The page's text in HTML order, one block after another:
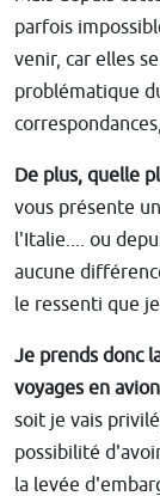
parfois
venir, car elles
problématique
De plus, quelle
vous présente
l'Italie.... ou
aucune
le ressenti que
Je prends donc
voyages en avion
soit je vais
possibilité
la levée